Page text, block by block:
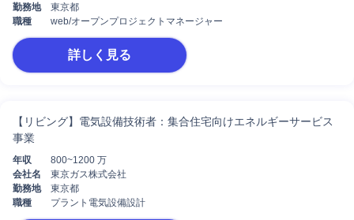
勤務地
東京都
職種
web/オープンプロジェクトマネージャー
詳しく見る
【リビング】電気設備技術者：集合住宅向けエネルギーサービス
事業
年収
800~1200 万
会社名
東京ガス株式会社
勤務地
東京都
職種
プラント電気設備設計